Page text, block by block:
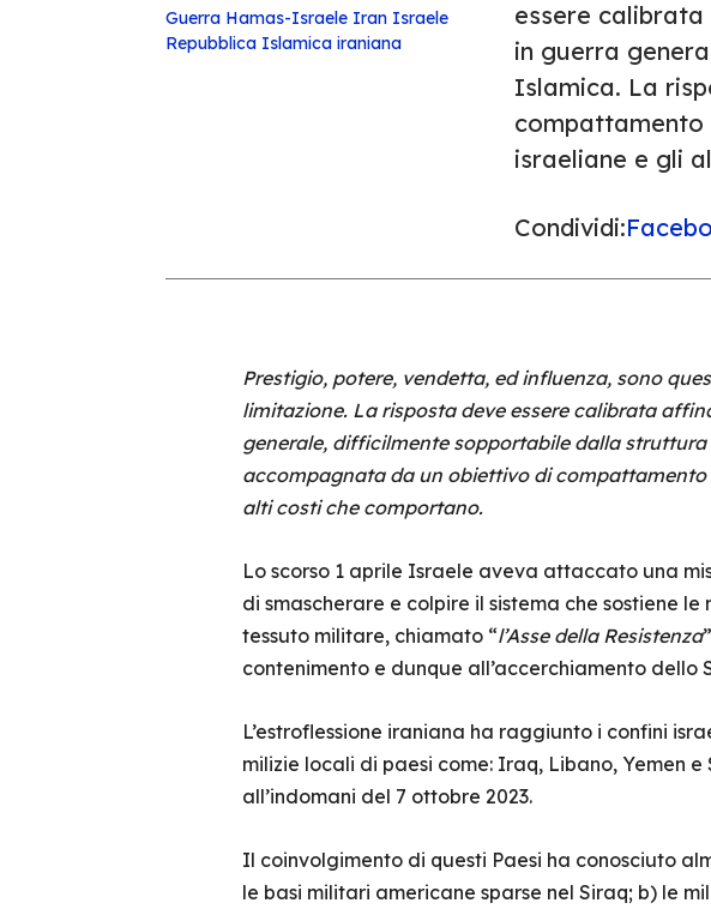
Guerra Hamas-Israele Iran Israele
Repubblica Islamica iraniana
essere
in guerra
Islamica. La
compattamento
israeliane e gli
Condividi:
Prestigio, potere, vendetta, ed influenza, sono
limitazione. La risposta deve essere calibrata
generale, difficilmente sopportabile dalla
accompagnata da un obiettivo di
alti costi che comportano.
Lo scorso 1 aprile Israele aveva attaccato una
di smascherare e colpire il sistema che sostiene
tessuto militare, chiamato “l’Asse della Resistenza
contenimento e dunque all’accerchiamento
L’estroflessione iraniana ha raggiunto i confini
milizie locali di paesi come: Iraq, Libano, Yemen
all’indomani del 7 ottobre 2023.
Il coinvolgimento di questi Paesi ha conosciuto
le basi militari americane sparse nel Siraq; b) le